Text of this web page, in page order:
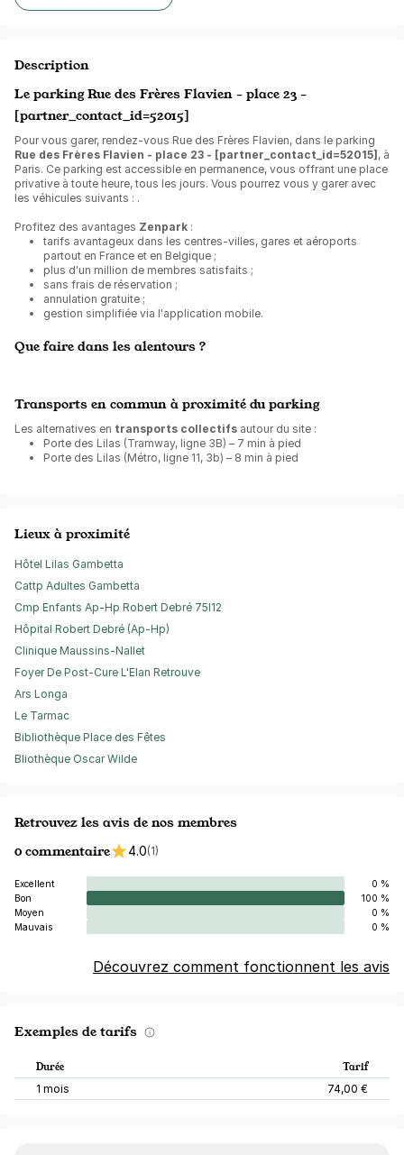
Description
Le parking Rue des Frères Flavien - place 23 -
[partner_contact_id=52015]
Pour vous garer, rendez-vous Rue des Frères Flavien, dans le parking
Rue des Frères Flavien - place 23 - [partner_contact_id=52015] , à
Paris. Ce parking est accessible en permanence, vous offrant une place
privative à toute heure, tous les jours. Vous pourrez vous y garer avec
les véhicules suivants : .
Profitez des avantages Zenpark :
tarifs avantageux dans les centres-villes, gares et aéroports
partout en France et en Belgique ;
plus d'un million de membres satisfaits ;
sans frais de réservation ;
annulation gratuite ;
gestion simplifiée via l'application mobile.
Que faire dans les alentours ?
Transports en commun à proximité du parking
Les alternatives en transports collectifs autour du site :
Porte des Lilas (Tramway, ligne 3B) – 7 min à pied
Porte des Lilas (Métro, ligne 11, 3b) – 8 min à pied
Lieux à proximité
Hôtel Lilas Gambetta
Cattp Adultes Gambetta
Cmp Enfants Ap-Hp Robert Debré 75I12
Hôpital Robert Debré (Ap-Hp)
Clinique Maussins-Nallet
Foyer De Post-Cure L'Elan Retrouve
Ars Longa
Le Tarmac
Bibliothèque Place des Fêtes
Bliothèque Oscar Wilde
Retrouvez les avis de nos membres
0 commentaire
4.0(1)
Excellent
0 %
Bon
100 %
Moyen
0 %
Mauvais
0 %
Découvrez comment fonctionnent les avis
Exemples de tarifs
Durée Tarif
1 mois 74,00 €